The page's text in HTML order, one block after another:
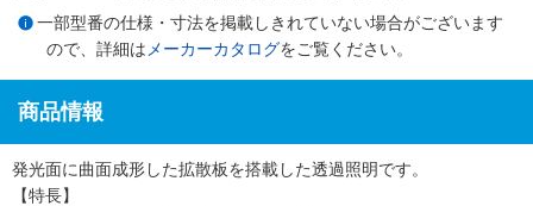
一部型番の仕様・寸法を掲載しきれていない場合がございます
ので、詳細は メーカーカタログをご覧ください。
商品情報
発光面に曲面成形した拡散板を搭載した透過照明です。
【特長】